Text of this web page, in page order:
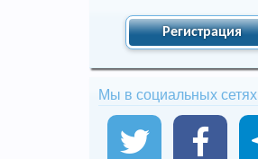
Регистрация
Мы в социальных сетях